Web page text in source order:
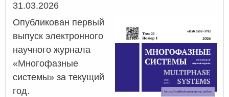
Дата
31.03.2026
Опубликован первый
выпуск электронного
научного журнала
«Многофазные
системы» за текущий
год.